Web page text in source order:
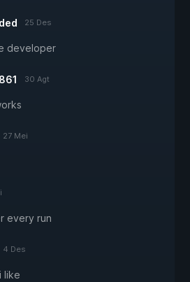
25 Des
developer
30 Agt
27 Mei
every run
4 Des
like